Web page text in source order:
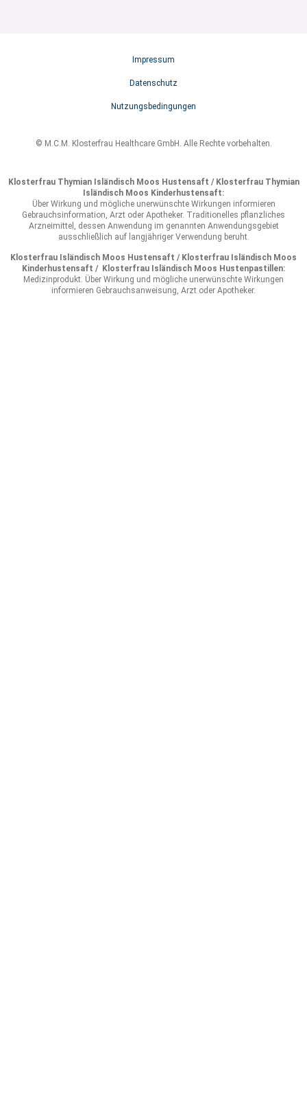
Impressum
Datenschutz
Nutzungsbedingungen
© M.C.M. Klosterfrau HealthcareGmbH. Alle Rechte vorbehalten.
Klosterfrau Thymian Isländisch Moos Hustensaft / Klosterfrau Thymian
Isländisch Moos Kinderhustensaft:
Über Wirkung und mögliche unerwünschte Wirkungen informieren
Gebrauchsinformation, Arzt oder Apotheker. Traditionelles pflanzliches
Arzneimittel, dessen Anwendung im genannten Anwendungsgebiet
ausschließlich auf langjähriger Verwendung beruht.
Klosterfrau Isländisch Moos Hustensaft / Klosterfrau Isländisch Moos
Kinderhustensaft / Klosterfrau Isländisch Moos Hustenpastillen:
Medizinprodukt. Über Wirkung und mögliche unerwünschte Wirkungen
informieren Gebrauchsanweisung, Arzt oder Apotheker.